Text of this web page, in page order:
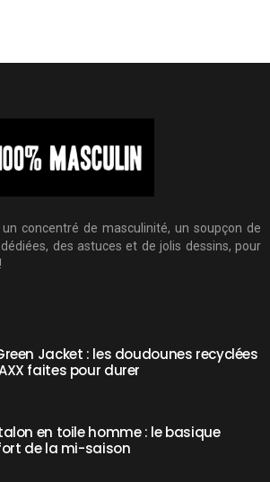
un concentré de masculinité, un soupçon de
des astuces et de jolis dessins, pour
Jacket : les doudounes recyclées
faites pour durer
en toile homme : le basique
de la mi-saison